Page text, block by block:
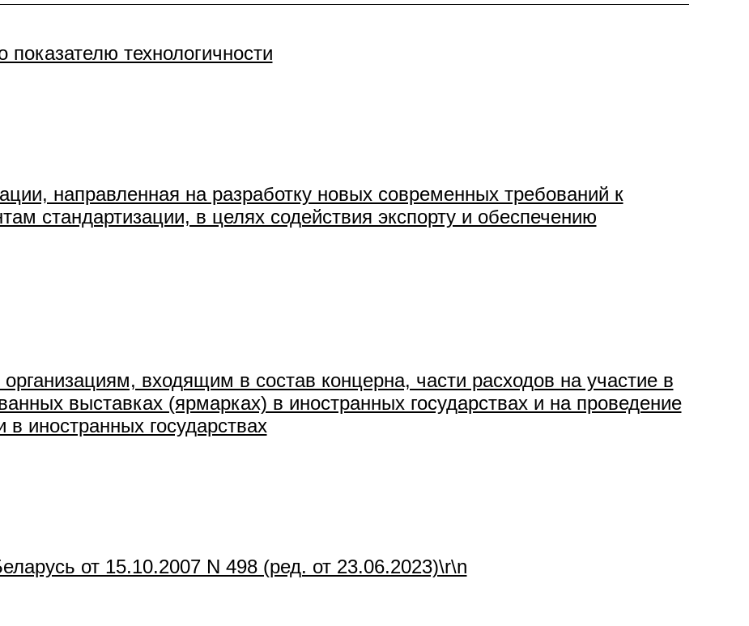
технологичности
направленная на разработку новых современных требований к
стандартизации, в целях содействия экспорту и обеспечению
входящим в состав концерна, части расходов на участие в
выставках (ярмарках) в иностранных государствах и на проведение
в иностранных государствах
от 15.10.2007 N 498 (ред. от 23.06.2023)\r\n